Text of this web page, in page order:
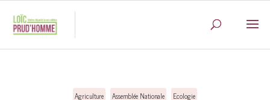
Agriculture Assemblée Nationale Ecologie